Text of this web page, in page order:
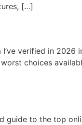
[…]
verified in 2026
choices
guide to the top